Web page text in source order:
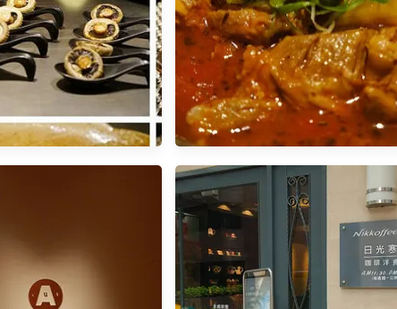
站 / 八九本鐵板燒。吃
吃飽的味覺饗宴
【東區】忠孝敦化站 / 花酒蔵 Aplus
商業午餐